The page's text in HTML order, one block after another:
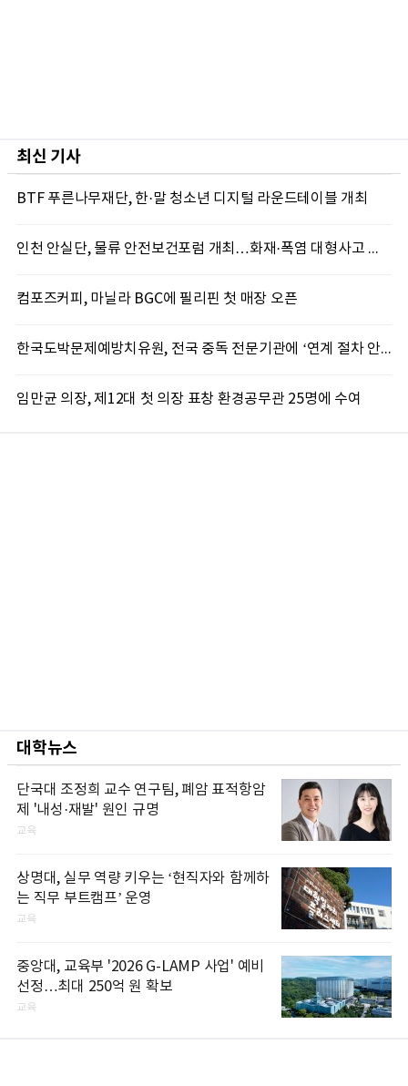
최신 기사
BTF 푸른나무재단, 한·말 청소년 디지털 라운드테이블 개최
인천 안실단, 물류 안전보건포럼 개최…화재·폭염 대형사고 차단 총력
컴포즈커피, 마닐라 BGC에 필리핀 첫 매장 오픈
한국도박문제예방치유원, 전국 중독 전문기관에 ‘연계 절차 안내서’배포
임만균 의장, 제12대 첫 의장 표창 환경공무관 25명에 수여
대학뉴스
단국대 조정희 교수 연구팀, 폐암 표적항암
제 '내성·재발' 원인 규명
교육
상명대, 실무 역량 키우는 ‘현직자와 함께하
는 직무 부트캠프’ 운영
교육
중앙대, 교육부 '2026 G-LAMP 사업' 예비
선정…최대 250억 원 확보
교육